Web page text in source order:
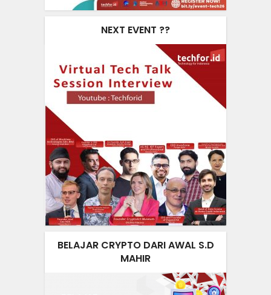
NEXT EVENT ??
BELAJAR CRYPTO DARI AWAL S.D
MAHIR